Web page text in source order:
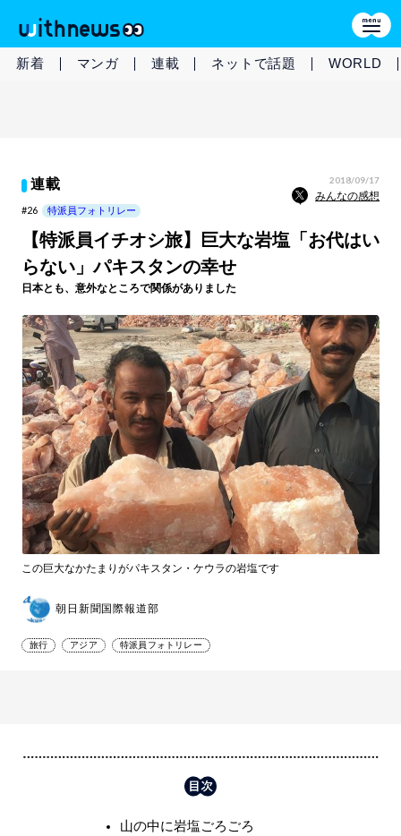
新着 マンガ 連載 ネットで話題 WORLD
連載 2018/09/17
みんなの感想
#26 特派員フォトリレー
【特派員イチオシ旅】巨大な岩塩「お代はい
らない」パキスタンの幸せ
日本とも、意外なところで関係がありました
この巨大なかたまりがパキスタン・ケウラの岩塩です
朝日新聞国際報道部
旅行 アジア 特派員フォトリレー
山の中に岩塩ごろごろ